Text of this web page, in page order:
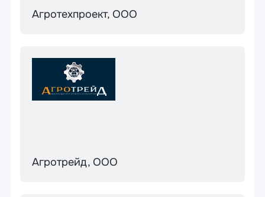
Агротехпроект, ООО
Агротрейд, ООО